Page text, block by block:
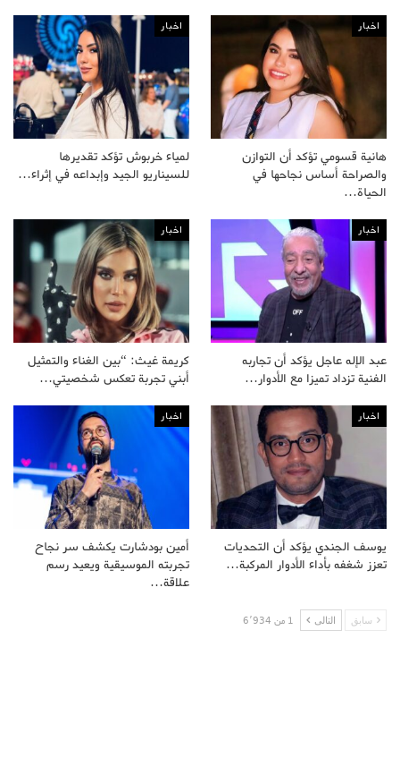
اخبار
هانية قسومي تؤكد أن التوازن
والصراحة أساس نجاحها في
الحياة…
اخبار
لمياء خربوش تؤكد تقديرها
للسيناريو الجيد وإبداعه في إثراء…
اخبار
عبد الإله عاجل يؤكد أن تجاربه
الفنية تزداد تميزا مع الأدوار…
اخبار
كريمة غيث: “بين الغناء والتمثيل
أبني تجربة تعكس شخصيتي…
اخبار
يوسف الجندي يؤكد أن التحديات
تعزز شغفه بأداء الأدوار المركبة…
اخبار
أمين بودشارت يكشف سر نجاح
تجربته الموسيقية ويعيد رسم
علاقة…
سابق التالى 1 من 6٬934